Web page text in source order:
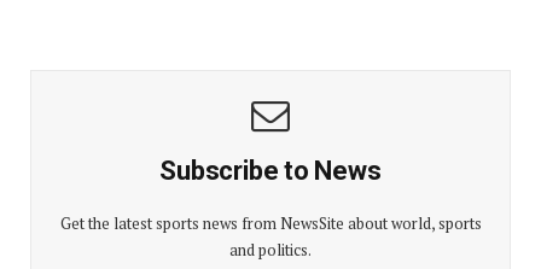
Subscribe to News
Get the latest sports news from NewsSite about world, sports
and politics.